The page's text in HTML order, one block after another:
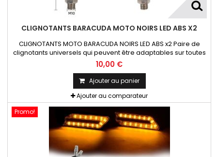
CLIGNOTANTS BARACUDA MOTO NOIRS LED ABS X2
CLIGNOTANTS MOTO BARACUDA NOIRS LED ABS x2 Paire de
clignotants universels qui peuvent être adaptables sur toutes
motos ou scooters
10,00 €
Ajouter au panier
Ajouter au comparateur
Promo!